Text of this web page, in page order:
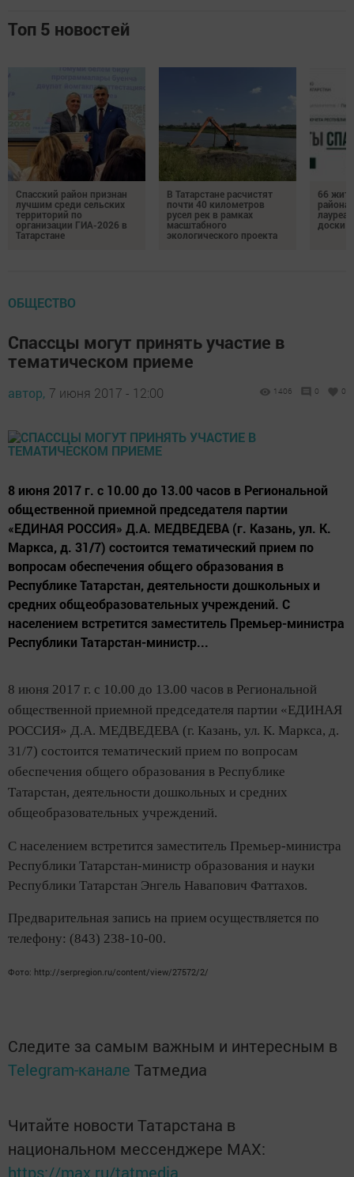
Топ 5 новостей
Спасский район признан
лучшим среди сельских
территорий по
организации ГИА-2026 в
Татарстане
В Татарстане расчистят
почти 40 километров
русел рек в рамках
масштабного
экологического проекта
66
района
доски
ОБЩЕСТВО
Спассцы могут принять участие в
тематическом приеме
автор, 7 июня 2017 - 12:00 1406 0 0
8 июня 2017 г. с 10.00 до 13.00 часов в Региональной
общественной приемной председателя партии
«ЕДИНАЯ РОССИЯ» Д.А. МЕДВЕДЕВА (г. Казань, ул. К.
Маркса, д. 31/7) состоится тематический прием по
вопросам обеспечения общего образования в
Республике Татарстан, деятельности дошкольных и
средних общеобразовательных учреждений. С
населением встретится заместитель Премьер-министра
Республики Татарстан-министр...
8 июня 2017 г. с 10.00 до 13.00 часов в Региональной
общественной приемной председателя партии «ЕДИНАЯ
РОССИЯ» Д.А. МЕДВЕДЕВА (г. Казань, ул. К. Маркса, д.
31/7) состоится тематический прием по вопросам
обеспечения общего образования в Республике
Татарстан, деятельности дошкольных и средних
общеобразовательных учреждений.
С населением встретится заместитель Премьер-министра
Республики Татарстан-министр образования и науки
Республики Татарстан Энгель Навапович Фаттахов.
Предварительная запись на прием осуществляется по
телефону: (843) 238-10-00.
Фото: http://serpregion.ru/content/view/27572/2/
Следите за самым важным и интересным в
Telegram-канале Татмедиа
Читайте новости Татарстана в
национальном мессенджере MАХ:
https://max.ru/tatmedia